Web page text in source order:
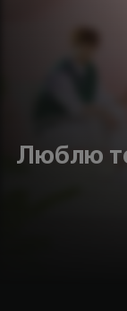
Люблю